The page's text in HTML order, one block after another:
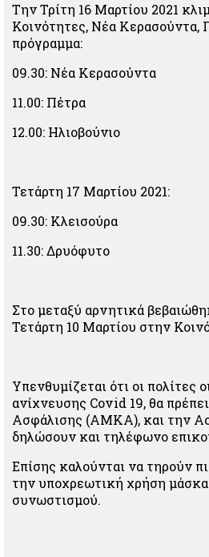
Την Τρίτη 16 Μαρτίου 2021
Κοινότητες, Νέα Κερασούντα,
πρόγραμμα:
09.30: Νέα Κερασούντα
11.00: Πέτρα
12.00: Ηλιοβούνιο
Τετάρτη 17 Μαρτίου 2021:
09.30: Κλεισούρα
11.30: Δρυόφυτο
Στο μεταξύ αρνητικά
Τετάρτη 10 Μαρτίου στην
Υπενθυμίζεται ότι οι πολίτες
ανίχνευσης Covid 19, θα
Ασφάλισης (ΑΜΚΑ), και την
δηλώσουν και τηλέφωνο
Επίσης καλούνται να τηρούν
την υποχρεωτική χρήση
συνωστισμού.